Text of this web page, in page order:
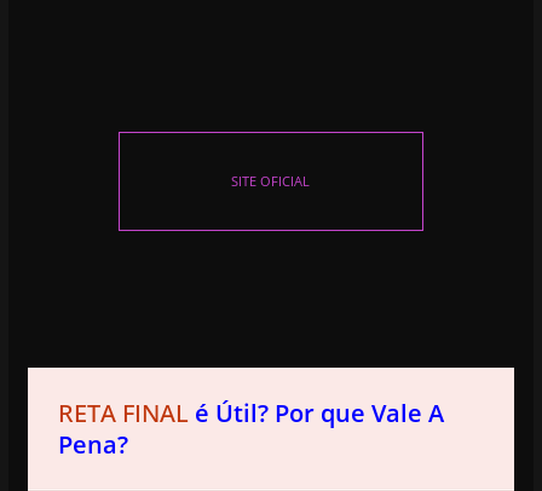
SITE OFICIAL
RETA FINALé Útil? Por que Vale A
Pena?